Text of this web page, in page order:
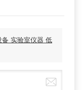
实验室仪器 低